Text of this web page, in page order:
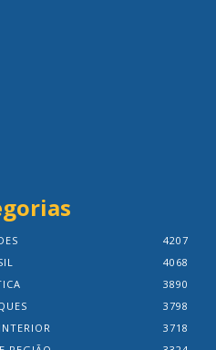
4207
4068
3890
3798
3718